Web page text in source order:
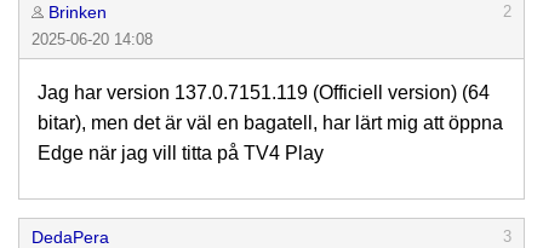
Brinken
2
2025-06-20 14:08
Jag har version 137.0.7151.119 (Officiell version) (64
bitar), men det är väl en bagatell, har lärt mig att öppna
Edge när jag vill titta på TV4 Play
DedaPera
3